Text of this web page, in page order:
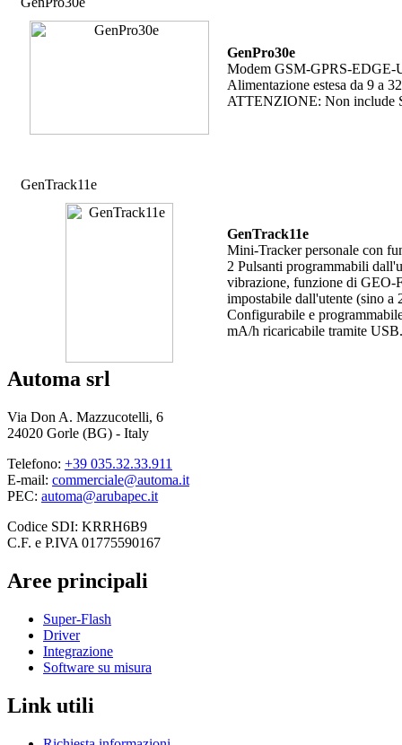
GenPro30e
Modem GSM-GPRS-EDGE-
Alimentazione estesa da 9 a
ATTENZIONE: Non include
GenTrack11e
GenTrack11e
Mini-Tracker personale con
2 Pulsanti programmabili
vibrazione, funzione di GEO-
impostabile dall'utente (sino a
Configurabile e
mA/h ricaricabile tramite USB.
Automa srl
Via Don A. Mazzucotelli, 6
24020 Gorle (BG) - Italy
Telefono: +39 035.32.33.911
E-mail: commerciale@automa.it
PEC: automa@arubapec.it
Codice SDI: KRRH6B9
C.F. e P.IVA 01775590167
Aree principali
Super-Flash
Driver
Integrazione
Software su misura
Link utili